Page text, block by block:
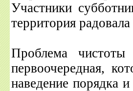
Участники
территория
Проблема
первоочередная,
наведение порядка